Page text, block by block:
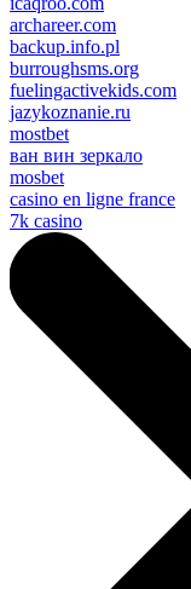
archareer.com
backup.info.pl
burroughsms.org
fuelingactivekids.com
jazykoznanie.ru
mostbet
ван вин зеркало
mosbet
casino en ligne france
7k casino